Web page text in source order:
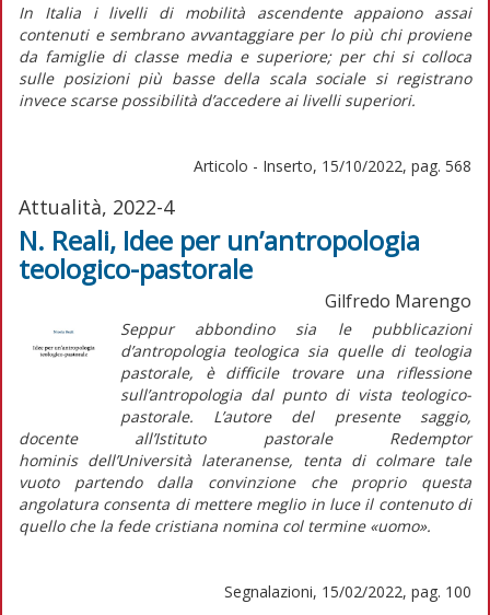
In Italia i livelli di mobilità ascendente appaiono assai
contenuti e sembrano avvantaggiare per lo più chi proviene
da famiglie di classe media e superiore; per chi si colloca
sulle posizioni più basse della scala sociale si registrano
invece scarse possibilità d’accedere ai livelli superiori.
Articolo - Inserto, 15/10/2022, pag. 568
Attualità, 2022-4
N. Reali, Idee per un’antropologia
teologico-pastorale
Gilfredo Marengo
Seppur abbondino sia le pubblicazioni
d’antropologia teologica sia quelle di teologia
pastorale, è difficile trovare una riflessione
sull’antropologia dal punto di vista teologico-
pastorale. L’autore del presente saggio,
docente all’Istituto pastorale Redemptor
hominisdell’Università lateranense, tenta di colmare tale
vuoto partendo dalla convinzione che proprio questa
angolatura consenta di mettere meglio in luce il contenuto di
quello che la fede cristiana nomina col termine «uomo».
Segnalazioni, 15/02/2022, pag. 100